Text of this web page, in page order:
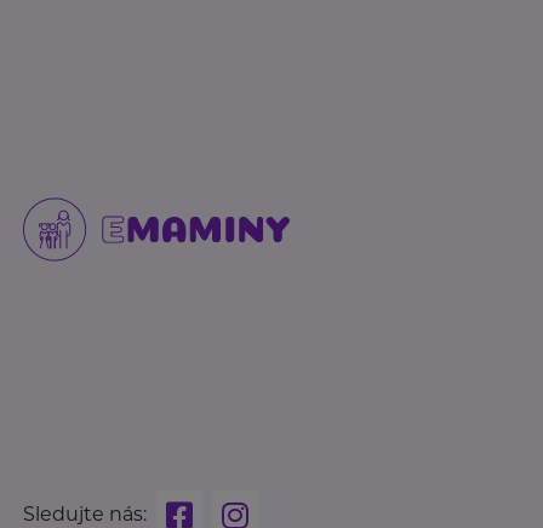
Sledujte nás: